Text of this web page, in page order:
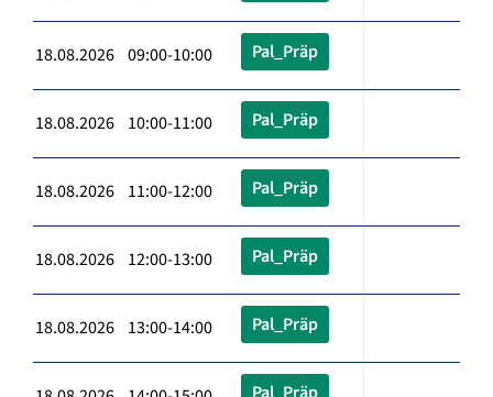
18.08.2026 09:00-10:00 Pal_Präp
18.08.2026 10:00-11:00 Pal_Präp
18.08.2026 11:00-12:00 Pal_Präp
18.08.2026 12:00-13:00 Pal_Präp
18.08.2026 13:00-14:00 Pal_Präp